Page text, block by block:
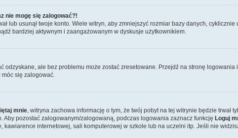
nie mogę się zalogować?!
lub usunął twoje konto. Wiele witryn, aby zmniejszyć rozmiar bazy danych,
bardziej aktywnym i zaangażowanym w dyskusje użytkownikiem.
odzyskane, ale bez problemu może zostać zresetowane. Przejdź na stronę
się zalogować.
mnie , witryna zachowa informację o tym, że twój pobyt na tej witrynie będzie trwał
Aby pozostać zalogowanym/zalogowaną, podczas logowania zaznacz funkcję Loguj
internetowej, sali komputerowej w szkole lub na uczelni itp. Jeśli nie